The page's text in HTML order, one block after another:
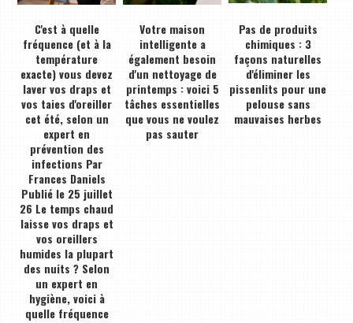
C'est à quelle
fréquence (et à la
température
exacte) vous devez
laver vos draps et
vos taies d'oreiller
cet été, selon un
expert en
prévention des
infections Par
Frances Daniels
Publié le 25 juillet
26 Le temps chaud
laisse vos draps et
vos oreillers
humides la plupart
des nuits ? Selon
un expert en
hygiène, voici à
quelle fréquence
Votre maison
intelligente a
également besoin
d'un nettoyage de
printemps : voici 5
tâches essentielles
que vous ne voulez
pas sauter
Pas de produits
chimiques : 3
façons naturelles
d'éliminer les
pissenlits pour une
pelouse sans
mauvaises herbes